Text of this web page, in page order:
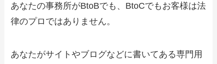
あなたの事務所がBtoBでも、BtoCでもお客様は法
律のプロではありません。
あなたがサイトやブログなどに書いてある専門用